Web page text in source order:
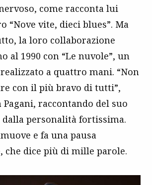
come racconta lui
“Nove vite, dieci blues”. Ma
la loro collaborazione
al 1990 con “Le nuvole”, un
a quattro mani. “Non
con il più bravo di tutti”,
raccontando del suo
dalla personalità fortissima.
e fa una pausa
dice più di mille parole.